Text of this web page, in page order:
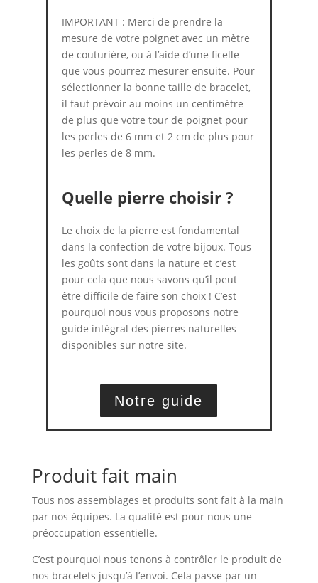
IMPORTANT : Merci de prendre la
mesure de votre poignet avec un mètre
de couturière, ou à l’aide d’une ficelle
que vous pourrez mesurer ensuite. Pour
sélectionner la bonne taille de bracelet,
il faut prévoir au moins un centimètre
de plus que votre tour de poignet pour
les perles de 6 mm et 2 cm de plus pour
les perles de 8 mm.
Quelle pierre choisir ?
Le choix de la pierre est fondamental
dans la confection de votre bijoux. Tous
les goûts sont dans la nature et c’est
pour cela que nous savons qu’il peut
être difficile de faire son choix ! C’est
pourquoi nous vous proposons notre
guide intégral des pierres naturelles
disponibles sur notre site.
Notre guide
Produit fait main
Tous nos assemblages et produits sont fait à la main
par nos équipes. La qualité est pour nous une
préoccupation essentielle.
C’est pourquoi nous tenons à contrôler le produit de
nos bracelets jusqu’à l’envoi. Cela passe par un